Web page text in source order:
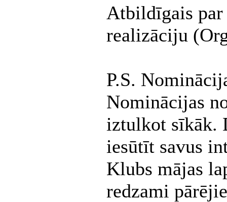
Atbildīgais
realizāciju
P.S.
Nominācijas
iztulkot sīkāk.
iesūtīt savus
Klubs mājas
redzami